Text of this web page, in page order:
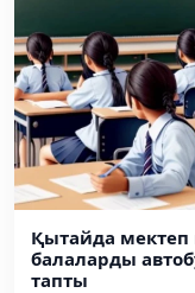
Қытайда
балаларды
тапты